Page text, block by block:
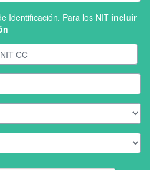
Identificación. Para los NIT incluir